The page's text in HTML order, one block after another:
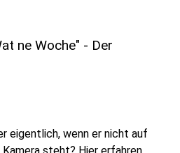
ne Woche" - Der
eigentlich, wenn er nicht auf